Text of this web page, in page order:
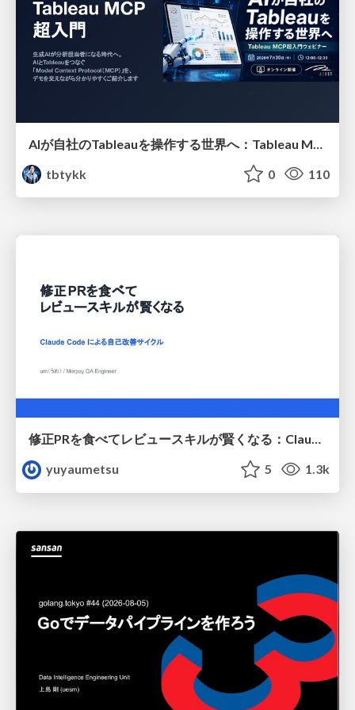
tbtykk
0 110
修正PRを食べてレビュースキルが賢くなる：Claude Codeによる自己改善サイクル
yuyaumetsu
5 1.3k